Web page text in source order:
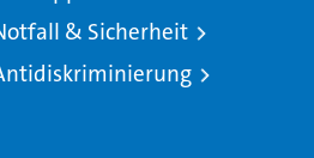
& Sicherheit